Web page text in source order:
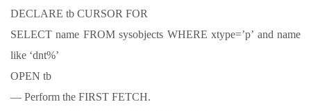
DECLARE tb CURSOR FOR
SELECT name FROM sysobjects WHERE xtype=’p’ and name
like ‘dnt%’
OPEN tb
— Perform the FIRST FETCH.